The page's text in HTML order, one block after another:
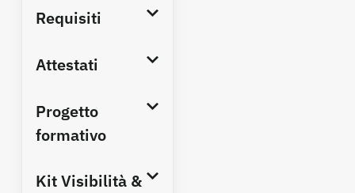
Requisiti
Attestati
Progetto
formativo
Kit Visibilità &